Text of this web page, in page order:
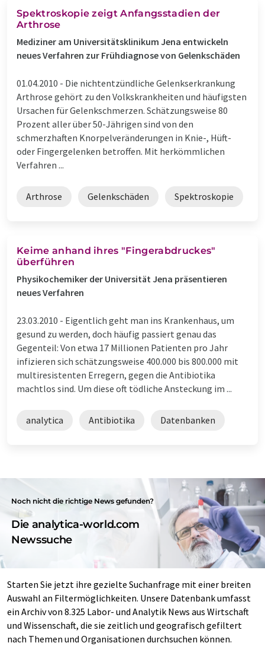
Spektroskopie zeigt Anfangsstadien der
Arthrose
Mediziner am Universitätsklinikum Jena entwickeln
neues Verfahren zur Frühdiagnose von Gelenkschäden
01.04.2010 - Die nichtentzündliche Gelenkserkrankung
Arthrose gehört zu den Volkskrankheiten und häufigsten
Ursachen für Gelenkschmerzen. Schätzungsweise 80
Prozent aller über 50-Jährigen sind von den
schmerzhaften Knorpelveränderungen in Knie-, Hüft-
oder Fingergelenken betroffen. Mit herkömmlichen
Verfahren ...
Arthrose Gelenkschäden Spektroskopie
Keime anhand ihres "Fingerabdruckes"
überführen
Physikochemiker der Universität Jena präsentieren
neues Verfahren
23.03.2010 - Eigentlich geht man ins Krankenhaus, um
gesund zu werden, doch häufig passiert genau das
Gegenteil: Von etwa 17 Millionen Patienten pro Jahr
infizieren sich schätzungsweise 400.000 bis 800.000 mit
multiresistenten Erregern, gegen die Antibiotika
machtlos sind. Um diese oft tödliche Ansteckung im ...
analytica Antibiotika Datenbanken
Noch nicht die richtige News gefunden?
Die analytica-world.com
Newssuche
Starten Sie jetzt ihre gezielte Suchanfrage mit einer breiten
Auswahl an Filtermöglichkeiten. Unsere Datenbank umfasst
ein Archiv von 8.325 Labor- und Analytik News aus Wirtschaft
und Wissenschaft, die sie zeitlich und geografisch gefiltert
nach Themen und Organisationen durchsuchen können.